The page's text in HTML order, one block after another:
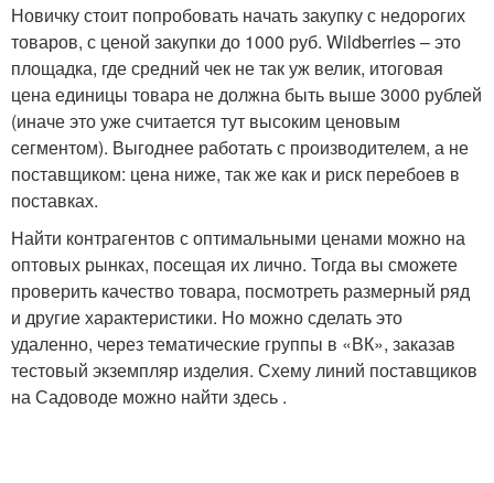
Новичку стоит попробовать начать закупку с недорогих
товаров, с ценой закупки до 1000 руб. Wildberries – это
площадка, где средний чек не так уж велик, итоговая
цена единицы товара не должна быть выше 3000 рублей
(иначе это уже считается тут высоким ценовым
сегментом). Выгоднее работать с производителем, а не
поставщиком: цена ниже, так же как и риск перебоев в
поставках.
Найти контрагентов с оптимальными ценами можно на
оптовых рынках, посещая их лично. Тогда вы сможете
проверить качество товара, посмотреть размерный ряд
и другие характеристики. Но можно сделать это
удаленно, через тематические группы в «ВК», заказав
тестовый экземпляр изделия. Схему линий поставщиков
на Садоводе можно найти здесь .